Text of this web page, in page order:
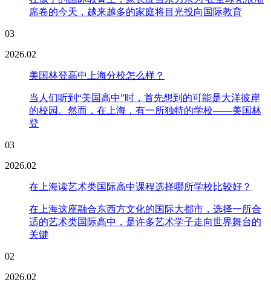
席卷的今天，越来越多的家庭将目光投向国际教育
03
2026.02
美国林登高中上海分校怎么样？
当人们听到“美国高中”时，首先想到的可能是大洋彼岸
的校园。然而，在上海，有一所独特的学校——美国林
登
03
2026.02
在上海读艺术类国际高中课程选择哪所学校比较好？
在上海这座融合东西方文化的国际大都市，选择一所合
适的艺术类国际高中，是许多艺术学子走向世界舞台的
关键
02
2026.02